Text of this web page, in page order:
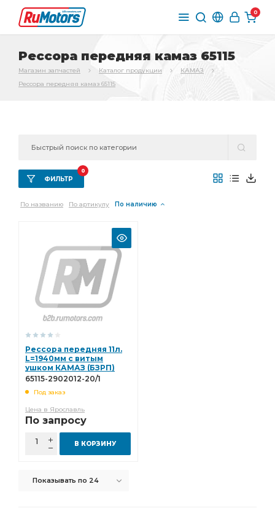
0
Рессора передняя камаз 65115
Магазин запчастей Каталог продукции
КАМАЗ
Рессора передняя камаз 65115
ФИЛЬТР
0
По названию По артикулу По наличию
Рессора передняя 11л.
L=1940мм с витым
ушком КАМАЗ (БЗРП)
65115-2902012-20/1
65115-2902012-20/1
Под заказ
Цена в Ярославль
По запросу
В КОРЗИНУ
Показывать по 24